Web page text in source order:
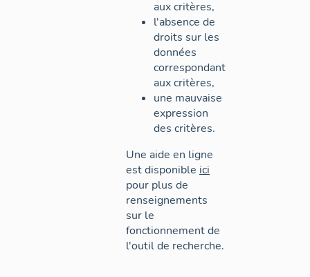
aux critères,
l'absence de
droits sur les
données
correspondant
aux critères,
une mauvaise
expression
des critères.
Une aide en ligne
est disponible ici
pour plus de
renseignements
sur le
fonctionnement de
l'outil de recherche.